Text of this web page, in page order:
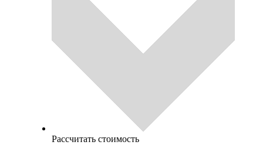
Рассчитать стоимость